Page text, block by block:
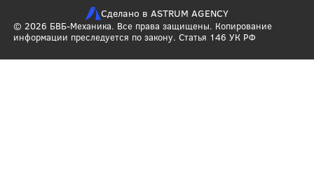
© 2026 БВБ-Механика. Все права защищены. Копирование
информации преследуется по закону. Статья 146 УК РФ
Сделано в ASTRUM AGENCY